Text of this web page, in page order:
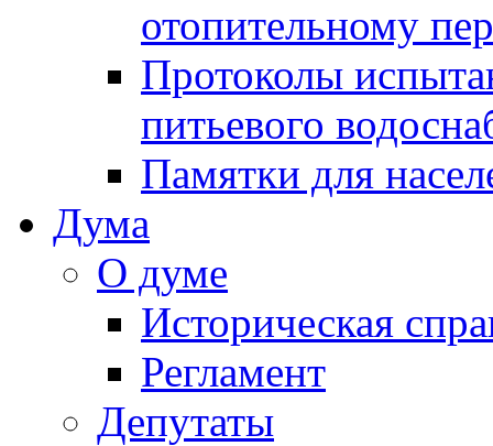
отопительному
Протоколы
питьевого
Памятки для
Дума
О думе
Историческая
Регламент
Депутаты